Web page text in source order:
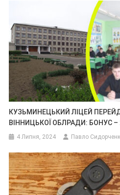
КУЗЬМИНЕЦЬКИЙ ЛІЦЕЙ
ВІННИЦЬКОЇ ОБЛРАДИ: БОНУС –
4 Липня, 2024 Павло